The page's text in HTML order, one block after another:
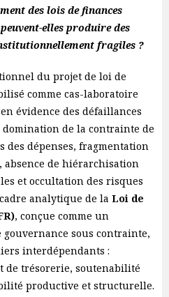
des lois de finances
elles produire des
fragiles ?
du projet de loi de
comme cas-laboratoire
évidence des défaillances
de la contrainte de
des dépenses, fragmentation
absence de hiérarchisation
et occultation des risques
analytique de la Loi de
, conçue comme un
sous contrainte,
interdépendants :
de trésorerie, soutenabilité
productive et structurelle.